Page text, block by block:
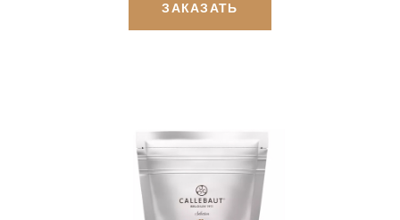
ЗАКАЗАТЬ